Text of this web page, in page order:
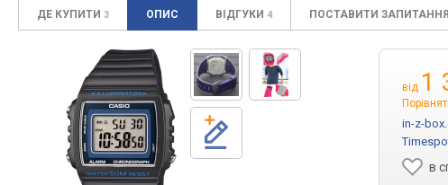
ДЕ КУПИТИ 3 ОПИС ВІДГУКИ 4 ПОСТАВИТИ ЗАПИТАННЯ
від 1
in-z-
в